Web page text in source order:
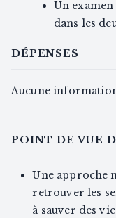
Un
dans les
DÉPENSES
Aucune
POINT DE VUE
Une approche
retrouver les
à sauver des